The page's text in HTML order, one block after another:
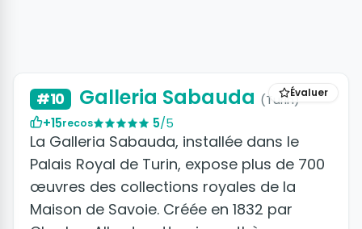
Évaluer
#10 Galleria Sabauda (Turin)
+15recos 5/5
La Galleria Sabauda, installée dans le
Palais Royal de Turin, expose plus de 700
œuvres des collections royales de la
Maison de Savoie. Créée en 1832 par